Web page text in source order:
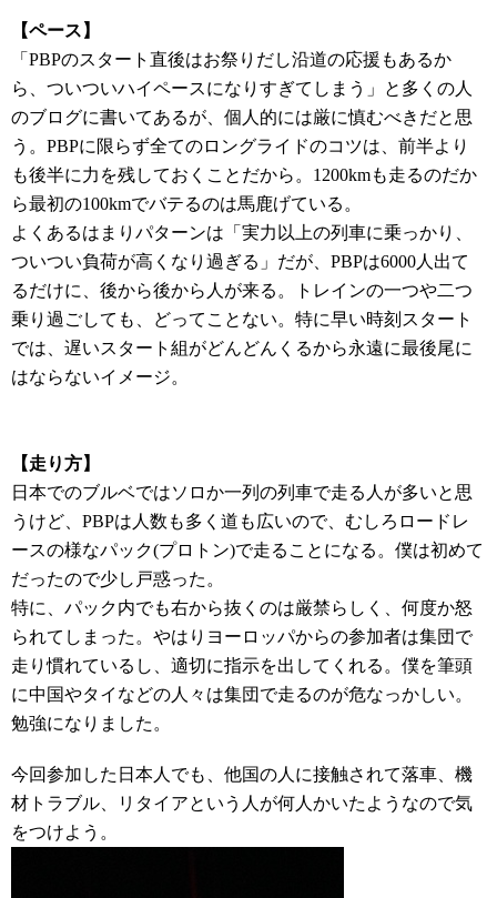
【ペース】
「PBPのスタート直後はお祭りだし沿道の応援もあるか
ら、ついついハイペースになりすぎてしまう」と多くの人
のブログに書いてあるが、個人的には厳に慎むべきだと思
う。PBPに限らず全てのロングライドのコツは、前半より
も後半に力を残しておくことだから。1200kmも走るのだか
ら最初の100kmでバテるのは馬鹿げている。
よくあるはまりパターンは「実力以上の列車に乗っかり、
ついつい負荷が高くなり過ぎる」だが、PBPは6000人出て
るだけに、後から後から人が来る。トレインの一つや二つ
乗り過ごしても、どってことない。特に早い時刻スタート
では、遅いスタート組がどんどんくるから永遠に最後尾に
はならないイメージ。
【走り方】
日本でのブルベではソロか一列の列車で走る人が多いと思
うけど、PBPは人数も多く道も広いので、むしろロードレ
ースの様なパック(プロトン)で走ることになる。僕は初めて
だったので少し戸惑った。
特に、パック内でも右から抜くのは厳禁らしく、何度か怒
られてしまった。やはりヨーロッパからの参加者は集団で
走り慣れているし、適切に指示を出してくれる。僕を筆頭
に中国やタイなどの人々は集団で走るのが危なっかしい。
勉強になりました。
今回参加した日本人でも、他国の人に接触されて落車、機
材トラブル、リタイアという人が何人かいたようなので気
をつけよう。